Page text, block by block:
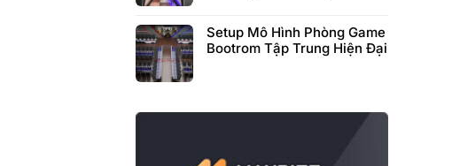
Setup Mô Hình Phòng Game
Bootrom Tập Trung Hiện Đại